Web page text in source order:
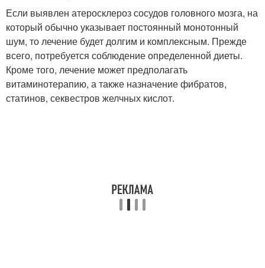
Если выявлен атеросклероз сосудов головного мозга, на
который обычно указывает постоянный монотонный
шум, то лечение будет долгим и комплексным. Прежде
всего, потребуется соблюдение определенной диеты.
Кроме того, лечение может предполагать
витаминотерапию, а также назначение фибратов,
статинов, секвестров желчных кислот.